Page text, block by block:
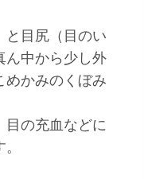
と目尻（目のい
ん中から少し外
めかみのくぼみ
目の充血などに